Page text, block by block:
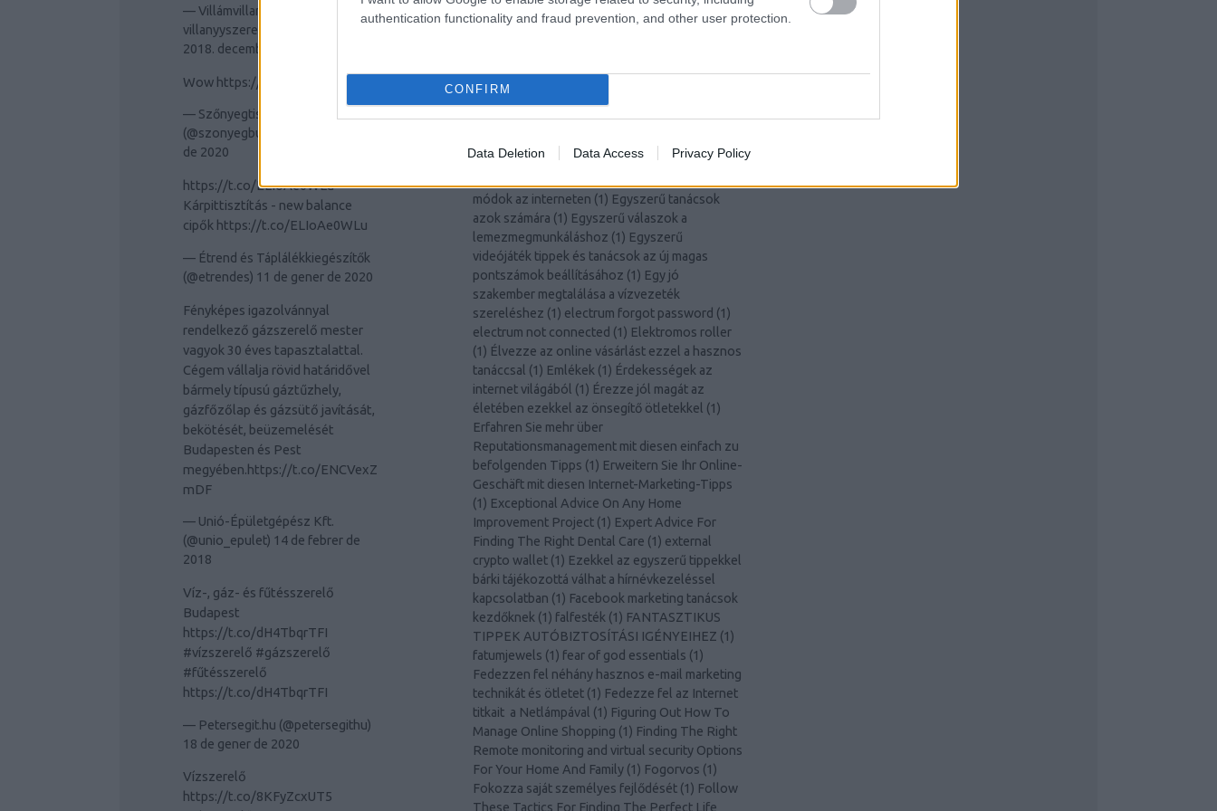
authentication functionality and fraud prevention, and other user protection.
CONFIRM
Data Deletion Data Access Privacy Policy
— Villámvillany Budapest
villanyyszerelés (@villamvillany)
2018. december 17.
Wow https://t.co/JMrrrfm9lR
— Szőnyegtisztítás Budapesten
(@szonyegbudapest)
de 2020
https://t.co/ELIoAe0WLu
Kárpittisztítás - new balance
cipők https://t.co/ELIoAe0WLu
— Étrend és Táplálékkiegészítők
(@etrendes) 11 de gener de 2020
Fényképes igazolvánnyal
rendelkező gázszerelő mester
vagyok 30 éves tapasztalattal.
Cégem vállalja rövid határidővel
bármely típusú gáztűzhely,
gázfőzőlap és gázsütő javítását,
bekötését, beüzemelését
Budapesten és Pest
megyében.https://t.co/ENCVexZ
mDF
— Unió-Épületgépész Kft.
(@unio_epulet) 14 de febrer de
2018
Víz-, gáz- és fűtésszerelő
Budapest
https://t.co/dH4TbqrTFI
#vízszerelő #gázszerelő
#fűtésszerelő
https://t.co/dH4TbqrTFI
— Petersegit.hu (@petersegithu)
18 de gener de 2020
Vízszerelő
https://t.co/8KFyZcxUT5
dia wellness
Discovering the Luxurious
Offerings of Hamvay-Lang.com
Online Shopping To Intimidate You
Roll Snake Eyes In The Game Of Internet
Marketing(1)drágakő(1)Drón(1)E-mail
tovább(1)Egyszerű módszerek a ház hatékony
módok az interneten (1) Egyszerű tanácsok
azok számára (1) Egyszerű válaszok a
lemezmegmunkáláshoz (1) Egyszerű
videójáték tippek és tanácsok az új magas
pontszámok beállításához (1) Egy jó
szakember megtalálása a vízvezeték
szereléshez (1) electrum forgot password (1)
electrum not connected (1) Elektromos roller
(1) Élvezze az online vásárlást ezzel a hasznos
tanáccsal (1) Emlékek (1) Érdekességek az
internet világából (1) Érezze jól magát az
életében ezekkel az önsegítő ötletekkel (1)
Erfahren Sie mehr über
Reputationsmanagement mit diesen einfach zu
befolgenden Tipps (1) Erweitern Sie Ihr Online-
Geschäft mit diesen Internet-Marketing-Tipps
(1) Exceptional Advice On Any Home
Improvement Project (1) Expert Advice For
Finding The Right Dental Care (1) external
crypto wallet (1) Ezekkel az egyszerű tippekkel
bárki tájékozottá válhat a hírnévkezeléssel
kapcsolatban (1) Facebook marketing tanácsok
kezdőknek (1) falfesték (1) FANTASZTIKUS
TIPPEK AUTÓBIZTOSÍTÁSI IGÉNYEIHEZ (1)
fatumjewels (1) fear of god essentials (1)
Fedezzen fel néhány hasznos e-mail marketing
technikát és ötletet (1) Fedezze fel az Internet
titkait a Netlámpával (1) Figuring Out How To
Manage Online Shopping (1) Finding The Right
Remote monitoring and virtual security Options
For Your Home And Family (1) Fogorvos (1)
Fokozza saját személyes fejlődését (1) Follow
These Tactics For Finding The Perfect Life